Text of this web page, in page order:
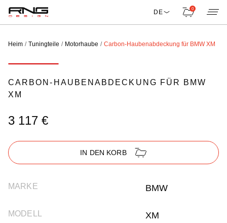
DE 0
Heim Tuningteile Motorhaube Carbon-Haubenabdeckung für BMW XM
CARBON-HAUBENABDECKUNG FÜR BMW
XM
3 117 €
IN DEN KORB
MARKE BMW
MODELL XM